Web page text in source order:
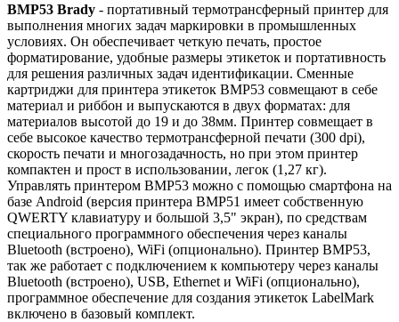
BMP53 Brady - портативный термотрансферный принтер для
выполнения многих задач маркировки в промышленных
условиях. Он обеспечивает четкую печать, простое
форматирование, удобные размеры этикеток и портативность
для решения различных задач идентификации. Сменные
картриджи для принтера этикеток BMP53 совмещают в себе
материал и риббон и выпускаются в двух форматах: для
материалов высотой до 19 и до 38мм. Принтер совмещает в
себе высокое качество термотрансферной печати (300 dpi),
скорость печати и многозадачность, но при этом принтер
компактен и прост в использовании, легок (1,27 кг).
Управлять принтером BMР53 можно с помощью смартфона на
базе Android (версия принтера BMP51 имеет собственную
QWERTY клавиатуру и большой 3,5" экран), по средствам
специального программного обеспечения через каналы
Bluetooth (встроено), WiFi (опционально). Принтер BMP53,
так же работает с подключением к компьютеру через каналы
Bluetooth (встроено), USB, Ethernet и WiFi (опционально),
программное обеспечение для создания этикеток LabelMark
включено в базовый комплект.